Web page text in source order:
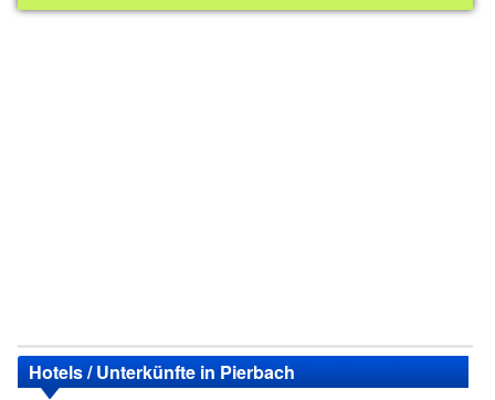
Hotels / Unterkünfte in Pierbach